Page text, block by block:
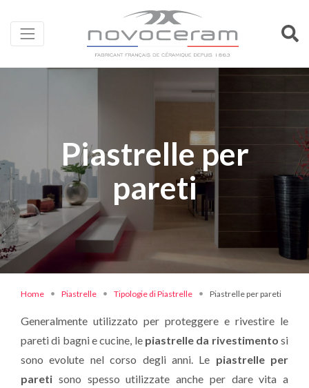
Piastrelle per
pareti
Home Piastrelle Tipologie di Piastrelle Piastrelle per pareti
Generalmente utilizzato per proteggere e rivestire le
pareti di bagni e cucine, le piastrelle da rivestimento si
sono evolute nel corso degli anni. Le piastrelle per
pareti sono spesso utilizzate anche per dare vita a